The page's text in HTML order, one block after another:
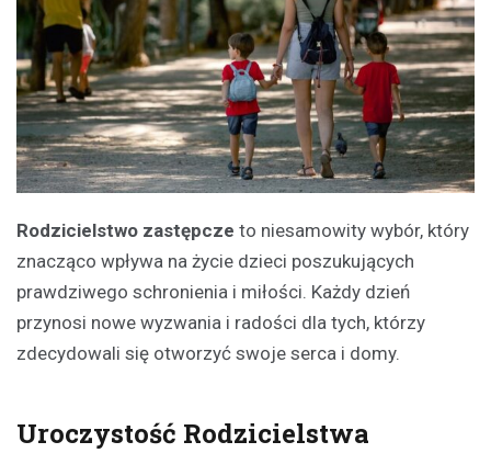
Rodzicielstwo zastępcze to niesamowity wybór, który
znacząco wpływa na życie dzieci poszukujących
prawdziwego schronienia i miłości. Każdy dzień
przynosi nowe wyzwania i radości dla tych, którzy
zdecydowali się otworzyć swoje serca i domy.
Uroczystość Rodzicielstwa